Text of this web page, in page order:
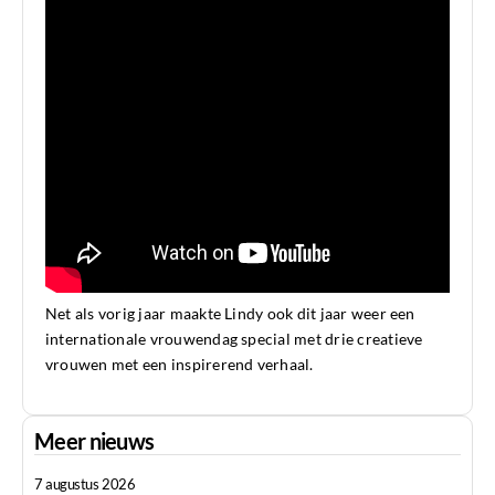
Net als vorig jaar maakte Lindy ook dit jaar weer een
internationale vrouwendag special met drie creatieve
vrouwen met een inspirerend verhaal.
Meer nieuws
7 augustus 2026